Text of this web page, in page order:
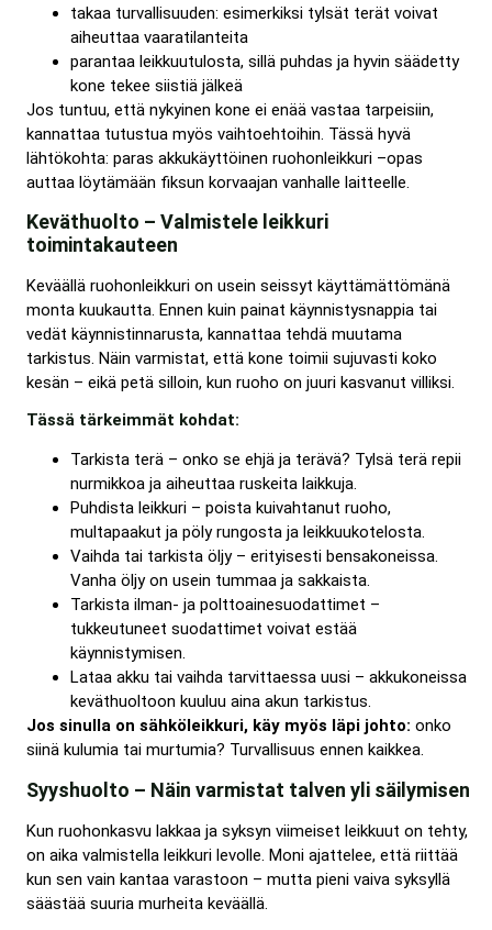
takaa turvallisuuden: esimerkiksi tylsät terät voivat
aiheuttaa vaaratilanteita
parantaa leikkuutulosta, sillä puhdas ja hyvin säädetty
kone tekee siistiä jälkeä
Jos tuntuu, että nykyinen kone ei enää vastaa tarpeisiin,
kannattaa tutustua myös vaihtoehtoihin. Tässä hyvä
lähtökohta: paras akkukäyttöinen ruohonleikkuri –opas
auttaa löytämään fiksun korvaajan vanhalle laitteelle.
Keväthuolto – Valmistele leikkuri
toimintakauteen
Keväällä ruohonleikkuri on usein seissyt käyttämättömänä
monta kuukautta. Ennen kuin painat käynnistysnappia tai
vedät käynnistinnarusta, kannattaa tehdä muutama
tarkistus. Näin varmistat, että kone toimii sujuvasti koko
kesän – eikä petä silloin, kun ruoho on juuri kasvanut villiksi.
Tässä tärkeimmät kohdat:
Tarkista terä – onko se ehjä ja terävä? Tylsä terä repii
nurmikkoa ja aiheuttaa ruskeita laikkuja.
Puhdista leikkuri – poista kuivahtanut ruoho,
multapaakut ja pöly rungosta ja leikkuukotelosta.
Vaihda tai tarkista öljy – erityisesti bensakoneissa.
Vanha öljy on usein tummaa ja sakkaista.
Tarkista ilman- ja polttoainesuodattimet –
tukkeutuneet suodattimet voivat estää
käynnistymisen.
Lataa akku tai vaihda tarvittaessa uusi – akkukoneissa
keväthuoltoon kuuluu aina akun tarkistus.
Jos sinulla on sähköleikkuri, käy myös läpi johto: onko
siinä kulumia tai murtumia? Turvallisuus ennen kaikkea.
Syyshuolto – Näin varmistat talven yli säilymisen
Kun ruohonkasvu lakkaa ja syksyn viimeiset leikkuut on tehty,
on aika valmistella leikkuri levolle. Moni ajattelee, että riittää
kun sen vain kantaa varastoon – mutta pieni vaiva syksyllä
säästää suuria murheita keväällä.